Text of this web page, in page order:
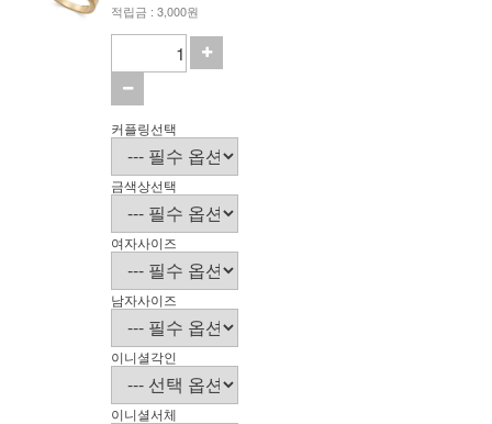
적립금 : 3,000원
커플링선택
금색상선택
여자사이즈
남자사이즈
이니셜각인
이니셜서체